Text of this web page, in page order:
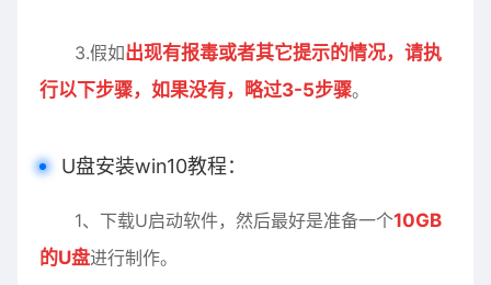
3.假如出现有报毒或者其它提示的情况，请执
行以下步骤，如果没有，略过3-5步骤。
U盘安装win10教程：
1、下载U启动软件，然后最好是准备一个10GB
的U盘进行制作。